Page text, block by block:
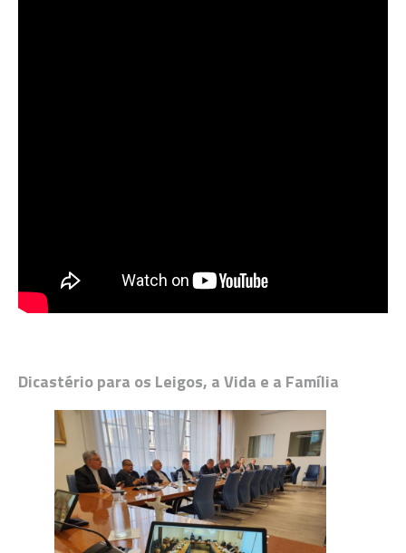
Dicastério para os Leigos, a Vida e a Família